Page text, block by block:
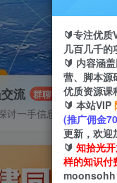
流 群聊
讨一手信息差
🔰专注优
几百几千的
🔰 内容涵
营、脚本源
优质资源课
🔰 本站VIP
(推广佣金
更新，欢迎
🔰 知拾光
样的知识付
moonsohh